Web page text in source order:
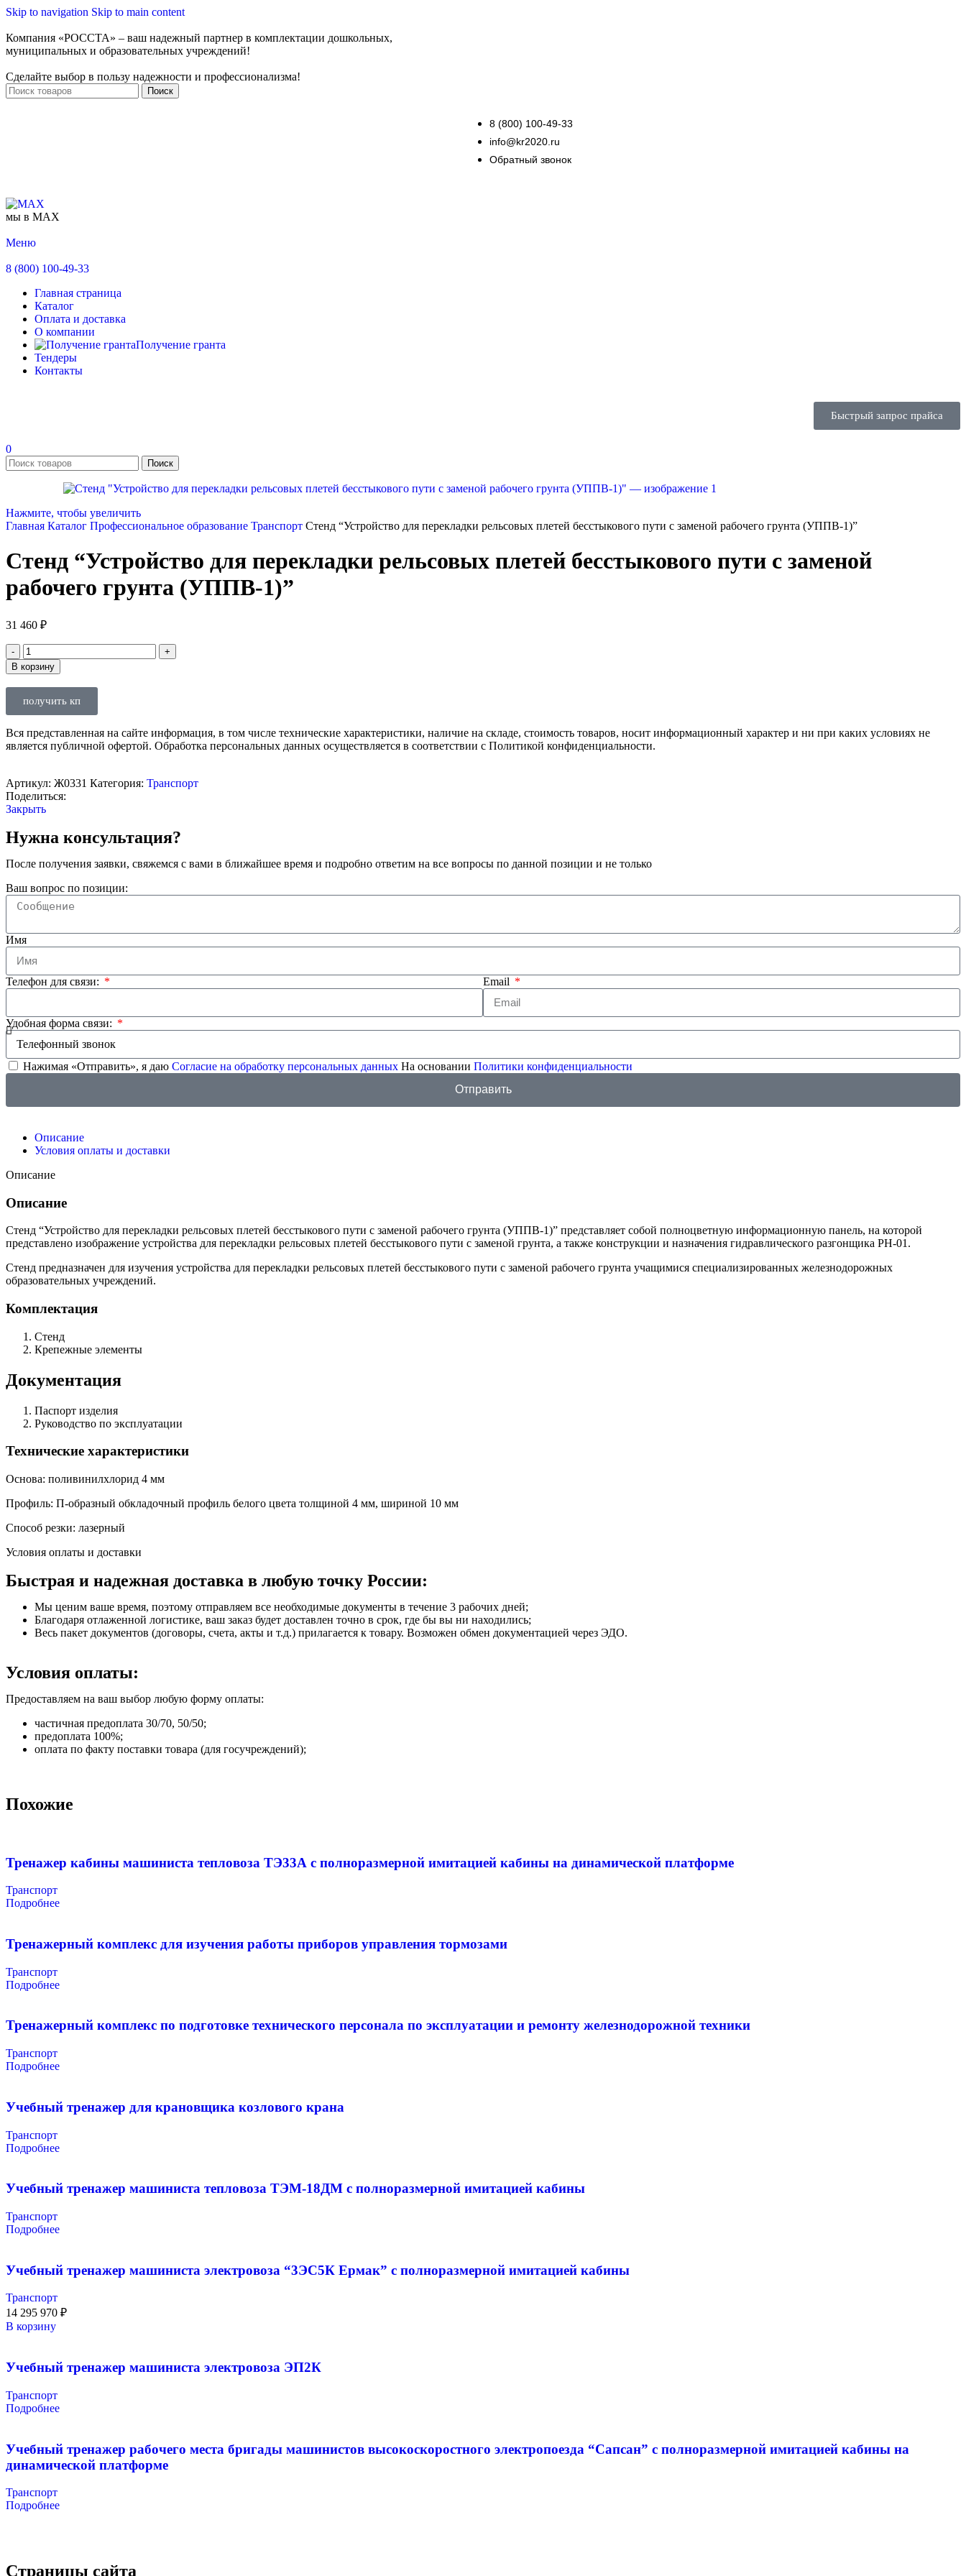
Skip to navigation Skip to main content
Компания «РОССТА» – ваш надежный партнер в комплектации дошкольных,
муниципальных и образовательных учреждений!
Сделайте выбор в пользу надежности и профессионализма!
Поиск
8 (800) 100-49-33
info@kr2020.ru
Обратный звонок
мы в MAX
Меню
8 (800) 100-49-33
Главная страница
Каталог
Оплата и доставка
О компании
Получение гранта
Тендеры
Контакты
Быстрый запрос прайса
0
Поиск
Нажмите, чтобы увеличить
Главная Каталог Профессиональное образование Транспорт Стенд “Устройство для перекладки рельсовых плетей бесстыкового пути с заменой рабочего грунта (УППВ-1)”
Стенд “Устройство для перекладки рельсовых плетей бесстыкового пути с заменой
рабочего грунта (УППВ-1)”
31 460 ₽
В корзину
получить кп
Вся представленная на сайте информация, в том числе технические характеристики, наличие на складе, стоимость товаров, носит информационный характер и ни при каких условиях не
является публичной офертой. Обработка персональных данных осуществляется в соответствии с Политикой конфиденциальности.
Артикул: Ж0331 Категория: Транспорт
Поделиться:
Закрыть
Нужна консультация?
После получения заявки, свяжемся с вами в ближайшее время и подробно ответим на все вопросы по данной позиции и не только
Ваш вопрос по позиции:
Имя
Телефон для связи: Email
Удобная форма связи:
Нажимая «Отправить», я даю Согласие на обработку персональных данных На основании Политики конфиденциальности
Отправить
Описание
Условия оплаты и доставки
Описание
Описание
Стенд “Устройство для перекладки рельсовых плетей бесстыкового пути с заменой рабочего грунта (УППВ-1)” представляет собой полноцветную информационную панель, на которой
представлено изображение устройства для перекладки рельсовых плетей бесстыкового пути с заменой грунта, а также конструкции и назначения гидравлического разгонщика РН-01.
Стенд предназначен для изучения устройства для перекладки рельсовых плетей бесстыкового пути с заменой рабочего грунта учащимися специализированных железнодорожных
образовательных учреждений.
Комплектация
Стенд
Крепежные элементы
Документация
Паспорт изделия
Руководство по эксплуатации
Технические характеристики
Основа: поливинилхлорид 4 мм
Профиль: П-образный обкладочный профиль белого цвета толщиной 4 мм, шириной 10 мм
Способ резки: лазерный
Условия оплаты и доставки
Быстрая и надежная доставка в любую точку России:
Мы ценим ваше время, поэтому отправляем все необходимые документы в течение 3 рабочих дней;
Благодаря отлаженной логистике, ваш заказ будет доставлен точно в срок, где бы вы ни находились;
Весь пакет документов (договоры, счета, акты и т.д.) прилагается к товару. Возможен обмен документацией через ЭДО.
Условия оплаты:
Предоставляем на ваш выбор любую форму оплаты:
частичная предоплата 30/70, 50/50;
предоплата 100%;
оплата по факту поставки товара (для госучреждений);
Похожие
Тренажер кабины машиниста тепловоза ТЭ33А с полноразмерной имитацией кабины на динамической платформе
Транспорт
Подробнее
Тренажерный комплекс для изучения работы приборов управления тормозами
Транспорт
Подробнее
Тренажерный комплекс по подготовке технического персонала по эксплуатации и ремонту железнодорожной техники
Транспорт
Подробнее
Учебный тренажер для крановщика козлового крана
Транспорт
Подробнее
Учебный тренажер машиниста тепловоза ТЭМ-18ДМ с полноразмерной имитацией кабины
Транспорт
Подробнее
Учебный тренажер машиниста электровоза “3ЭС5К Ермак” с полноразмерной имитацией кабины
Транспорт
14 295 970 ₽
В корзину
Учебный тренажер машиниста электровоза ЭП2К
Транспорт
Подробнее
Учебный тренажер рабочего места бригады машинистов высокоскоростного электропоезда “Сапсан” с полноразмерной имитацией кабины на
динамической платформе
Транспорт
Подробнее
Страницы сайта